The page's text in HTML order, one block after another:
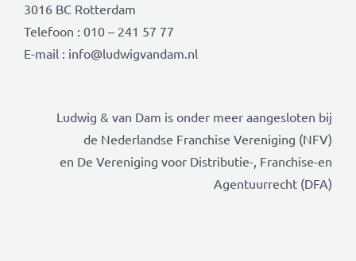
3016 BC Rotterdam
Telefoon : 010 – 241 57 77
E-mail : info@ludwigvandam.nl
Ludwig & van Dam is onder meer aangesloten bij
de Nederlandse Franchise Vereniging (NFV)
en De Vereniging voor Distributie-, Franchise-en
Agentuurrecht (DFA)